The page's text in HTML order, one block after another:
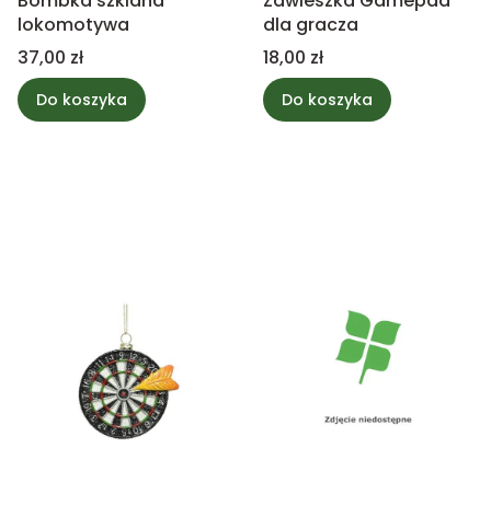
lokomotywa
Cena
37,00 zł
Do koszyka
dla gracza
Cena
18,00 zł
Do koszyka